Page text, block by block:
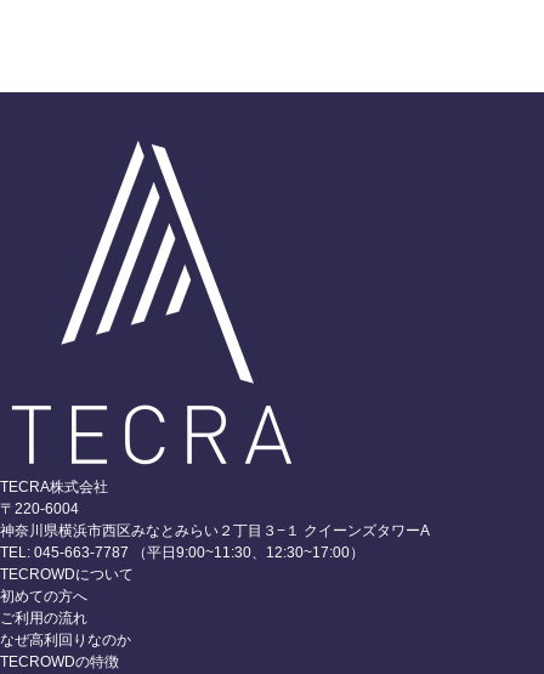
TECRA株式会社
〒220-6004
神奈川県横浜市西区みなとみらい２丁目３−１ クイーンズタワーA
TEL: 045-663-7787 （平日9:00~11:30、12:30~17:00）
TECROWDについて
初めての方へ
ご利用の流れ
なぜ高利回りなのか
TECROWDの特徴